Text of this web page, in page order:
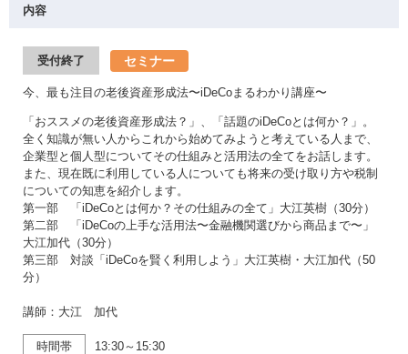
内容
受付終了 セミナー
今、最も注目の老後資産形成法〜iDeCoまるわかり講座〜
「おススメの老後資産形成法？」、「話題のiDeCoとは何か？」。
全く知識が無い人からこれから始めてみようと考えている人まで、
企業型と個人型についてその仕組みと活用法の全てをお話します。
また、現在既に利用している人についても将来の受け取り方や税制
についての知恵を紹介します。
第一部 「iDeCoとは何か？その仕組みの全て」大江英樹（30分）
第二部 「iDeCoの上手な活用法〜金融機関選びから商品まで〜」
大江加代（30分）
第三部 対談「iDeCoを賢く利用しよう」大江英樹・大江加代（50
分）
講師：大江 加代
時間帯 13:30～15:30